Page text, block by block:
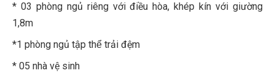
* 03 phòng ngủ riêng với điều hòa, khép kín với giường
1,8m
*1 phòng ngủ tập thể trải đệm
* 05 nhà vệ sinh